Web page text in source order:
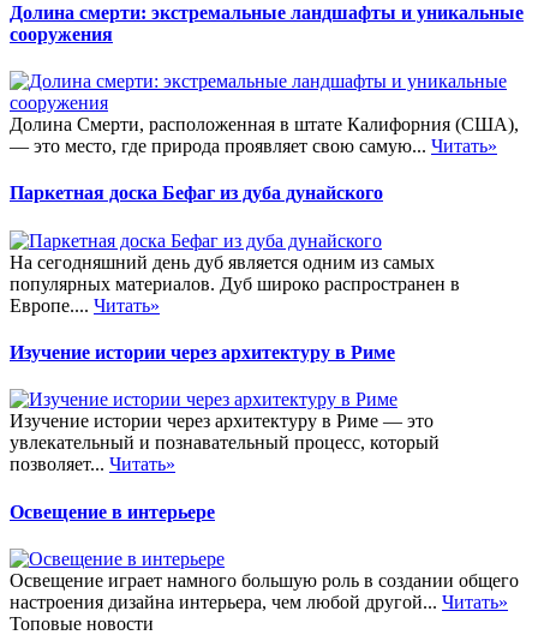
Долина смерти: экстремальные ландшафты и уникальные
сооружения
Долина Смерти, расположенная в штате Калифорния (США),
— это место, где природа проявляет свою самую... Читать»
Паркетная доска Бефаг из дуба дунайского
На сегодняшний день дуб является одним из самых
популярных материалов. Дуб широко распространен в
Европе.... Читать»
Изучение истории через архитектуру в Риме
Изучение истории через архитектуру в Риме — это
увлекательный и познавательный процесс, который
позволяет... Читать»
Освещение в интерьере
Освещение играет намного большую роль в создании общего
настроения дизайна интерьера, чем любой другой... Читать»
Топовые новости